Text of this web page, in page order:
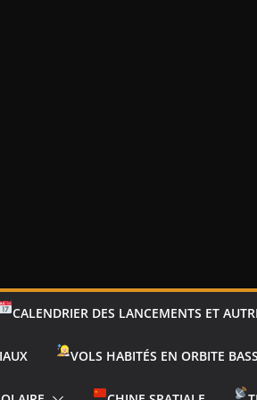
CALENDRIER DES LANCEMENTS ET
VOLS HABITÉS EN ORBITE